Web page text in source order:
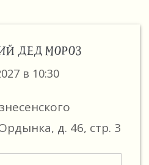
ДЕД МОРОЗ
в 10:30
д. 46, стр. 3